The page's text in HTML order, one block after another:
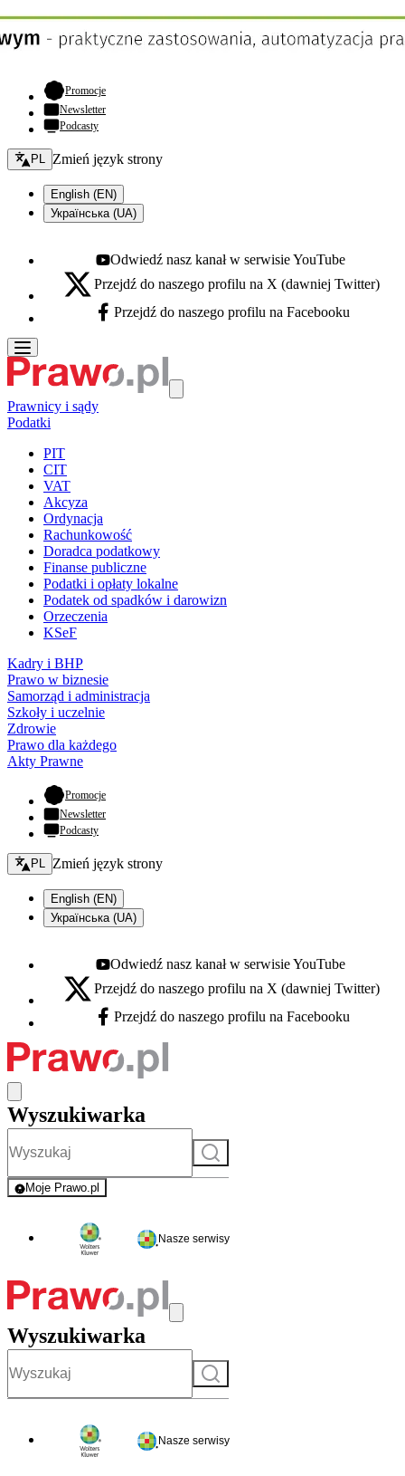
Promocje- otwiera się w nowej karcie
Newsletter
Podcasty
Zmień język - bieżący:
PL Zmień język strony
English (EN)
Українська (UA)
Youtube - otwiera się w nowej karcie
Odwiedź nasz kanał w serwisie YouTube
X - otwiera się w nowej karcie
Przejdź do naszego profilu na X (dawniej Twitter)
Facebook - otwiera się w nowej karcie
Przejdź do naszego profilu na Facebooku
Prawnicy i sądy
Podatki
PIT
CIT
VAT
Akcyza
Ordynacja
Rachunkowość
Doradca podatkowy
Finanse publiczne
Podatki i opłaty lokalne
Podatek od spadków i darowizn
Orzeczenia
KSeF
Kadry i BHP
Prawo w biznesie
Samorząd i administracja
Szkoły i uczelnie
Zdrowie
Prawo dla każdego
Akty Prawne
Promocje- otwiera się w nowej karcie
Newsletter
Podcasty
Zmień język - bieżący:
PL Zmień język strony
English (EN)
Українська (UA)
Youtube - otwiera się w nowej karcie
Odwiedź nasz kanał w serwisie YouTube
X - otwiera się w nowej karcie
Przejdź do naszego profilu na X (dawniej Twitter)
Facebook - otwiera się w nowej karcie
Przejdź do naszego profilu na Facebooku
Wyszukiwarka
Szukaj
Moje Prawo.pl
- rejestracja i logowanie do serwisu
Nasze serwisy
Wyszukiwarka
Szukaj
Nasze serwisy